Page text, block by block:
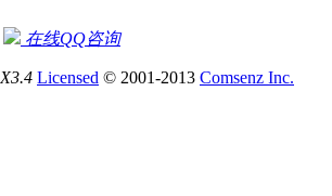
在线QQ咨询
X3.4 Licensed © 2001-2013 Comsenz Inc.